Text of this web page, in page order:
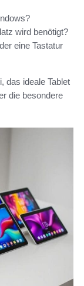
wird benötigt?
eine Tastatur
das ideale Tablet
die besondere